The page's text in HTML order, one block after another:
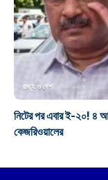
রাজ্য ও দেশ
নিটের পর এবার ই-২০! ৪
কেজরিওয়ালের